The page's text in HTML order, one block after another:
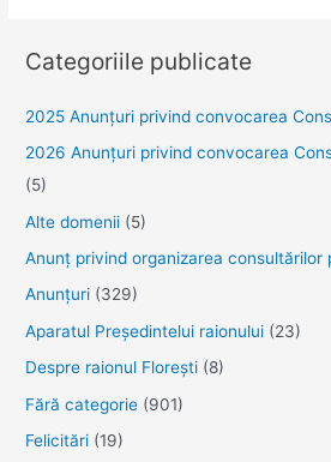
între
de
rămas-
bun
și
vise
Categoriile publicate
2025 Anunţuri privind convocarea
2026 Anunțuri privind convocarea
(5)
Alte domenii (5)
Anunţ privind organizarea consultărilor
Anunţuri (329)
Aparatul Preşedintelui raionului (23)
Despre raionul Floreşti (8)
Fără categorie (901)
Felicitări (19)